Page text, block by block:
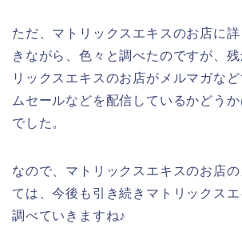
ただ、マトリックスエキスのお店に
きながら、色々と調べたのですが、残
リックスエキスのお店がメルマガな
ムセールなどを配信しているかどう
でした。
なので、マトリックスエキスのお店
ては、今後も引き続きマトリックス
調べていきますね♪